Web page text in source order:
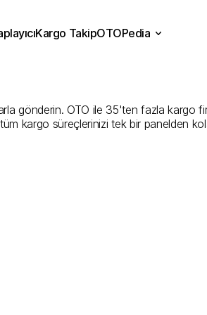
gönderin. OTO ile 35'ten fazla kargo
kargo süreçlerinizi tek bir panelden
Kargo TakipOTOPedia